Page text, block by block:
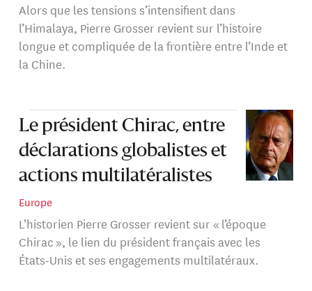
Alors que les tensions s’intensifient dans
l’Himalaya, Pierre Grosser revient sur l’histoire
longue et compliquée de la frontière entre l’Inde et
la Chine.
Le président Chirac, entre
déclarations globalistes et
actions multilatéralistes
Europe
L’historien Pierre Grosser revient sur « l’époque
Chirac », le lien du président français avec les
États-Unis et ses engagements multilatéraux.